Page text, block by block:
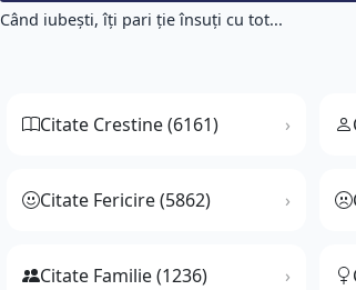
Când iubeşti, îţi pari ţie însuţi cu tot...
Citate Crestine (6161)
Citate Fericire (5862)
Citate Familie (1236)